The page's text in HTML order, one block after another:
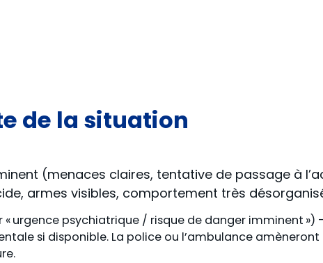
de la situation
(menaces claires, tentative de passage à l’
armes visibles, comportement très
«urgence psychiatrique / risque de danger imminent »)
si disponible. La police ou l’ambulance amèneront